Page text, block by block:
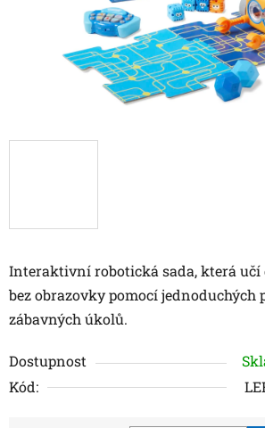
Interaktivní robotická sada, která učí
bez obrazovky pomocí jednoduchých
zábavných úkolů.
Dostupnost
Kód: